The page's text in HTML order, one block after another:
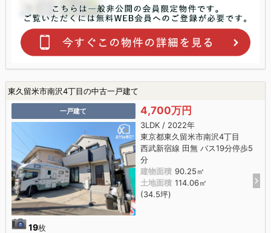
東久留米市南沢4丁目の中古一戸建て
一戸建て
19枚
4,700万円
3LDK / 2022年
東京都東久留米市南沢4丁目
西武新宿線 田無 バス19分停歩5
分
建物面積 90.25㎡
土地面積 114.06㎡
(34.5坪)